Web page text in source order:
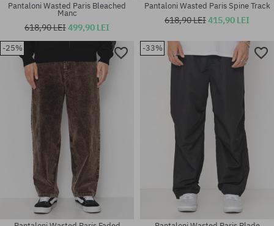
Pantaloni Wasted Paris Bleached
Manc
618,90 LEI499,90 LEI
Pantaloni Wasted Paris Spine Track
618,90 LEI415,90 LEI
-25% -33%